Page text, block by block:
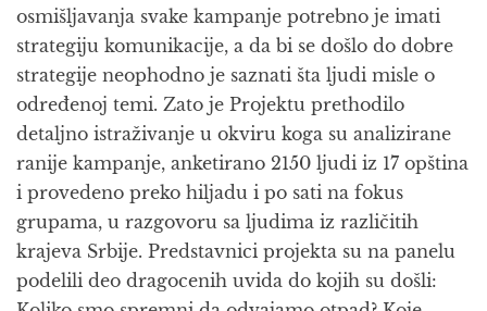
osmišljavanja svake kampanje potrebno je imati
strategiju komunikacije, a da bi se došlo do dobre
strategije neophodno je saznati šta ljudi misle o
određenoj temi. Zato je Projektu prethodilo
detaljno istraživanje u okviru koga su analizirane
ranije kampanje, anketirano 2150 ljudi iz 17 opština
i provedeno preko hiljadu i po sati na fokus
grupama, u razgovoru sa ljudima iz različitih
krajeva Srbije. Predstavnici projekta su na panelu
podelili deo dragocenih uvida do kojih su došli: